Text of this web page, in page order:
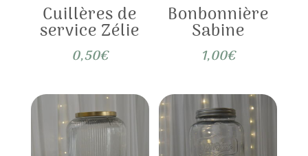
Cuillères de
service Zélie
0,50€
Bonbonnière
Sabine
1,00€